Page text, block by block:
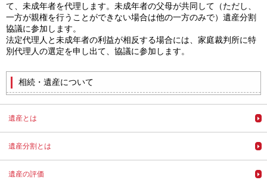
て、未成年者を代理します。未成年者の父母が共同して（ただし、
一方が親権を行うことができない場合は他の一方のみで）遺産分割
協議に参加します。
法定代理人と未成年者の利益が相反する場合には、家庭裁判所に特
別代理人の選定を申し出て、協議に参加します。
相続・遺産について
遺産とは
遺産分割とは
遺産の評価